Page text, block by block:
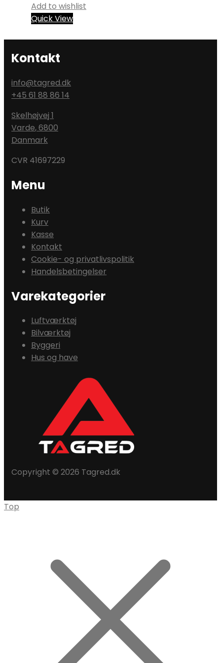
Add to wishlist
Quick View
Kontakt
info@tagred.dk
+45 61 88 86 14
Skelhøjvej 1
Varde,6800
Danmark
CVR 41697229
Menu
Butik
Kurv
Kasse
Kontakt
Cookie- og privatlivspolitik
Handelsbetingelser
Varekategorier
Luftværktøj
Bilværktøj
Byggeri
Hus og have
Copyright © 2026 Tagred.dk
Top